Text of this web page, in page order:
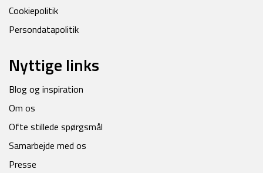
Cookiepolitik
Persondatapolitik
Nyttige links
Blog og inspiration
Om os
Ofte stillede spørgsmål
Samarbejde med os
Presse